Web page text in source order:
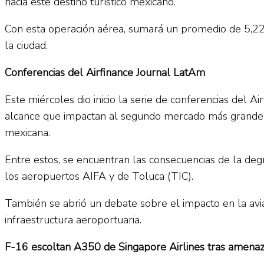
Con esta operación aérea, sumará un promedio de
la ciudad.
Conferencias del Airfinance Journal LatAm
Este miércoles dio inicio la serie de conferencias del
alcance que impactan al segundo mercado más
mexicana.
Entre estos, se encuentran las consecuencias de la
los aeropuertos AIFA y de Toluca (TIC).
También se abrió un debate sobre el impacto en la
infraestructura aeroportuaria.
F-16 escoltan A350 de Singapore Airlines tras